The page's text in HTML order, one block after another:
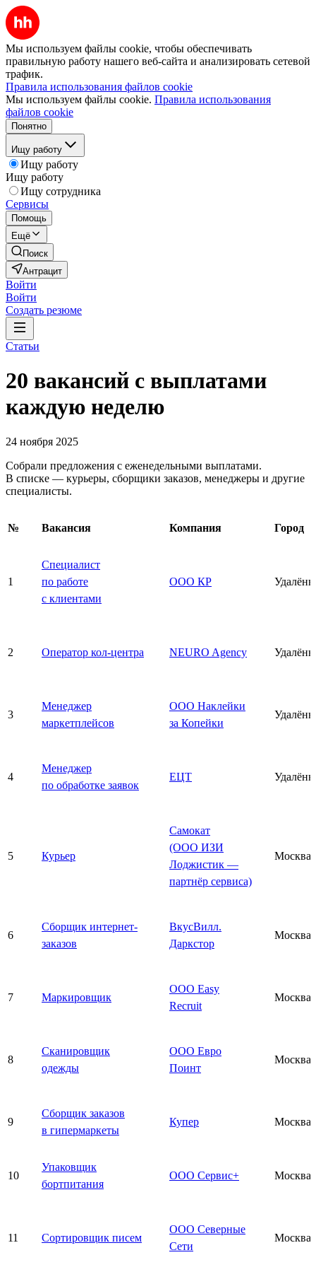
Мы используем файлы cookie, чтобы обеспечивать
правильную работу нашего веб-сайта и анализировать сетевой
трафик.
Правила использования файлов cookie
Мы используем файлы cookie. Правила использования
файлов cookie
Понятно
Ищу работу
Ищу работу
Ищу работу
Ищу сотрудника
Сервисы
Помощь
Ещё
Поиск
Антрацит
Войти
Войти
Создать резюме
Статьи
20 вакансий с выплатами
каждую неделю
24 ноября 2025
Собрали предложения с еженедельными выплатами.
В списке — курьеры, сборщики заказов, менеджеры и другие
специалисты.
№ Вакансия Компания Город
1
Специалист
по работе
с клиентами
ООО КР
2 Оператор кол-центра NEURO Agency
3
Менеджер
маркетплейсов
ООО Наклейки
за Копейки
4
Менеджер
по обработке заявок
ЕЦТ
5 Курьер
Самокат
(ООО ИЗИ
Лоджистик —
партнёр сервиса)
Москва
6
Сборщик интернет-
заказов
ВкусВилл.
Даркстор
Москва
7 Маркировщик
ООО Easy
Recruit
Москва
8
Сканировщик
одежды
ООО Евро
Поинт
Москва
9
Сборщик заказов
в гипермаркеты
Купер Москва
10
Упаковщик
бортпитания
ООО Сервис+ Москва
11 Сортировщик писем
ООО Северные
Сети
Москва